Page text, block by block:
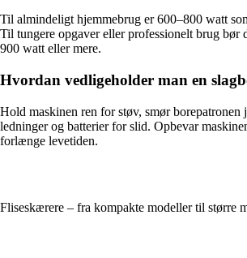
Til almindeligt hjemmebrug er 600–800 watt
Til tungere opgaver eller professionelt brug bør
900 watt eller mere.
Hvordan vedligeholder man en
Hold maskinen ren for støv, smør
ledninger og batterier for slid. Opbevar
forlænge levetiden.
Fliseskærere – fra kompakte modeller til større